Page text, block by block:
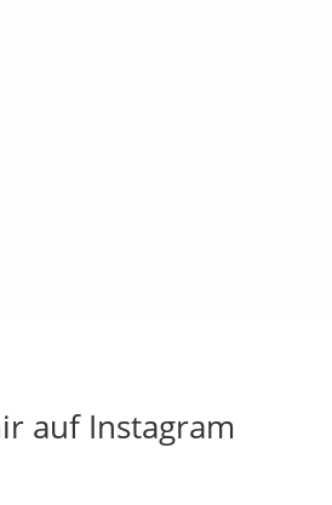
auf Instagram